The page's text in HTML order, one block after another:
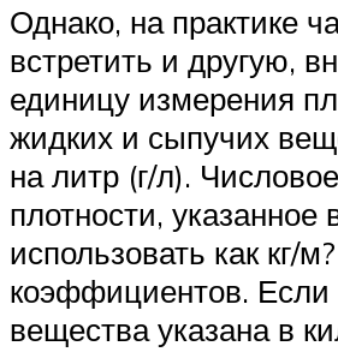
Однако, на практике
встретить и другую,
единицу измерения
жидких и сыпучих
на литр (г/л).
плотности, указанное
использовать как кг/
коэффициентов. Если
вещества указана в